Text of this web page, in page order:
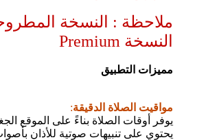
ملاحظة : النسخة
النسخة Premium
مميزات التطبيق
مواقيت الصلاة الدقيقة:
يوفر أوقات الصلاة بناءً على الموقع
يحتوي على تنبيهات صوتية للأذان